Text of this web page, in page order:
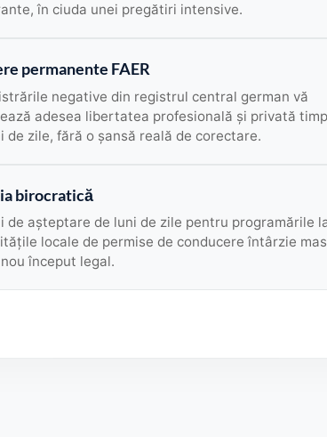
în ciuda unei pregătiri intensive.
permanente FAER
negative din registrul central german vă
adesea libertatea profesională și privată timp
de zile, fără o șansă reală de corectare.
birocratică
de așteptare de luni de zile pentru programările
locale de permise de conducere întârzie
început legal.